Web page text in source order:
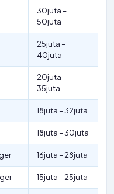
30juta –
50juta
25juta –
40juta
20juta –
35juta
18juta – 32juta
18juta – 30juta
16juta – 28juta
15juta – 25juta